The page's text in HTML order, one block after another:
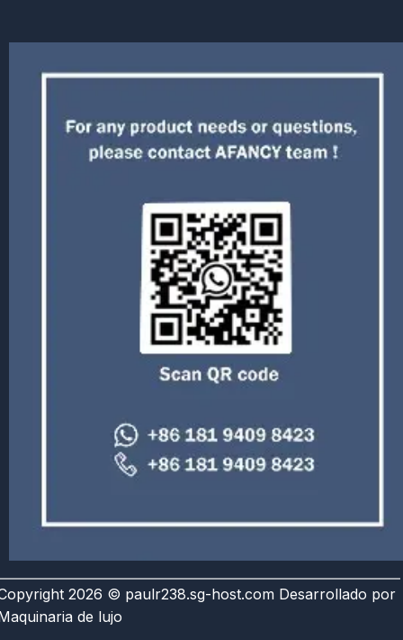
2026 © paulr238.sg-host.com Desarrollado por
de lujo